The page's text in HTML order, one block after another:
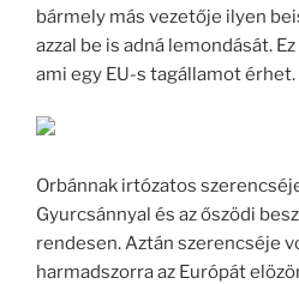
bármely más vezetője ilyen
azzal be is adná lemondását.
ami egy EU-s tagállamot
Orbánnak irtózatos
Gyurcsánnyal és az őszödi
rendesen. Aztán szerencséje
harmadszorra az Európát